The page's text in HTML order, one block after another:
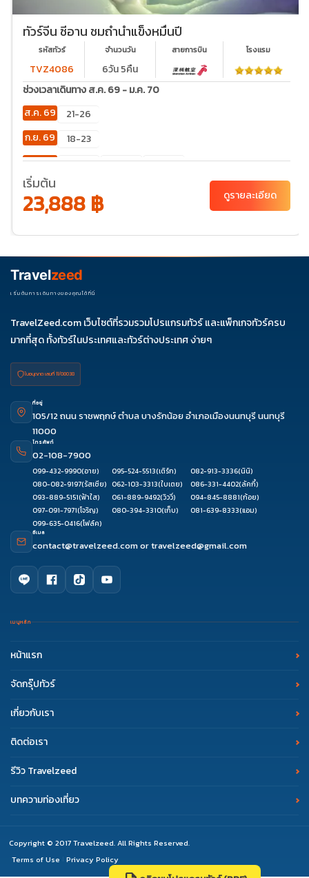
ทัวร์จีน ซีอาน ชมถ้ำน้ำแข็งหมื่นปี
รหัสทัวร์
TVZ4086
จำนวนวัน
6วัน 5คืน
สายการบิน โรงเเรม
ช่วงเวลาเดินทาง ส.ค. 69 - ม.ค. 70
ส.ค. 69
21-26
ก.ย. 69
18-23
ต.ค. 69
02-
23-28
30-
พ.ย. 69
20-
ม.ค. 70
01-06
เริ่มต้น
23,888 ฿ ดูรายละเอียด
Travelzeed
เริ่มต้นการเดินทางของคุณได้ที่นี่
TravelZeed.com เว็บไซต์ที่รวมรวมโปรแกรมทัวร์ และแพ็กเกจทัวร์ครบ
มากที่สุด ทั้งทัวร์ในประเทศและทัวร์ต่างประเทศ ง่ายๆ
ใบอนุญาต เลขที่ 11/08038
ที่อยู่
105/12 ถนน ราชพฤกษ์ ตำบล บางรักน้อย อำเภอเมืองนนทบุรี นนทบุรี
11000
โทรศัพท์
02-108-7900
099-432-9990(อาย) 095-524-5513(เติร์ก) 082-913-3336(นินิ)
080-082-9197(รัสเซีย) 062-103-3313(ใบเตย) 086-331-4402(ลัคกี้)
093-889-5151(ฟ้าใส) 061-889-9492(วิววี่) 094-845-8881(ก้อย)
097-091-7971(โจริญ) 080-394-3310(เก็บ) 081-639-8333(แอม)
099-635-0416(โฟล์ค)
อีเมล
contact@travelzeed.comortravelzeed@gmail.com
เมนูหลัก
หน้าแรก
จัดกรุ๊ปทัวร์
เกี่ยวกับเรา
ติดต่อเรา
รีวิว Travelzeed
บทความท่องเที่ยว
Copyright © 2017 Travelzeed. All Rights Reserved.
Terms of Use
Privacy Policy